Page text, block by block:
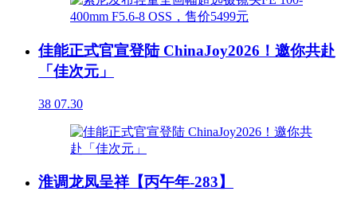
佳能正式官宣登陆 ChinaJoy2026！邀你共赴
「佳次元」
38 07.30
淮调龙凤呈祥【丙午年-283】